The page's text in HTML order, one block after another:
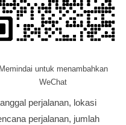
Memindai untuk menambahkan
WeChat
perjalanan, lokasi
perjalanan, jumlah